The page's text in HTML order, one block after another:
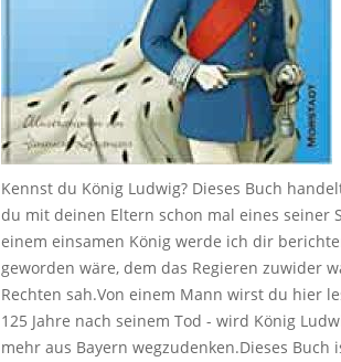
Kennst du König Ludwig? Dieses Buch
du mit deinen Eltern schon mal eines seiner
einem einsamen König werde ich dir
geworden wäre, dem das Regieren zuwider
Rechten sah.Von einem Mann wirst du hier
125 Jahre nach seinem Tod - wird König
mehr aus Bayern wegzudenken.Dieses